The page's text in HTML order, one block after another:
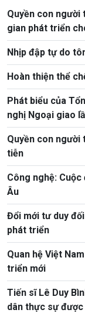
Quyền con người
gian phát triển
Nhịp đập tự do
Hoàn thiện thể
Phát biểu của
nghị Ngoại giao
Quyền con
tiễn
Công nghệ:
Âu
Đổi mới tư duy
phát triển
Quan hệ Việt
triển mới
Tiến sĩ Lê Duy
dân thực sự